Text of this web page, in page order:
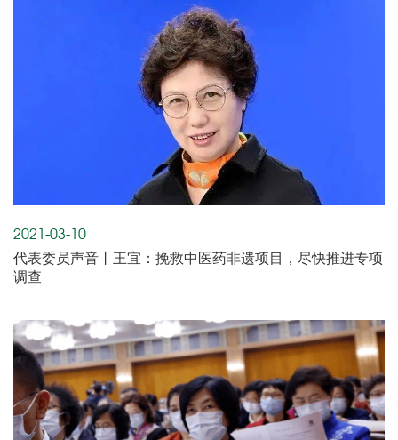
2021-03-10
代表委员声音丨王宜：挽救中医药非遗项目，尽快推进专项
调查